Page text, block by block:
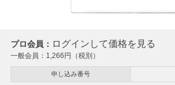
プロ会員： ログインして価格を見る
一般会員： 1,266円（税別）
申し込み番号